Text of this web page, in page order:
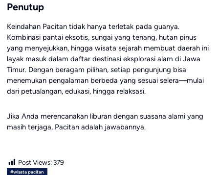
Penutup
Keindahan Pacitan tidak hanya terletak pada guanya.
Kombinasi pantai eksotis, sungai yang tenang, hutan pinus
yang menyejukkan, hingga wisata sejarah membuat daerah ini
layak masuk dalam daftar destinasi eksplorasi alam di Jawa
Timur. Dengan beragam pilihan, setiap pengunjung bisa
menemukan pengalaman berbeda yang sesuai selera—mulai
dari petualangan, edukasi, hingga relaksasi.
Jika Anda merencanakan liburan dengan suasana alami yang
masih terjaga, Pacitan adalah jawabannya.
Post Views: 379
#wisata pacitan